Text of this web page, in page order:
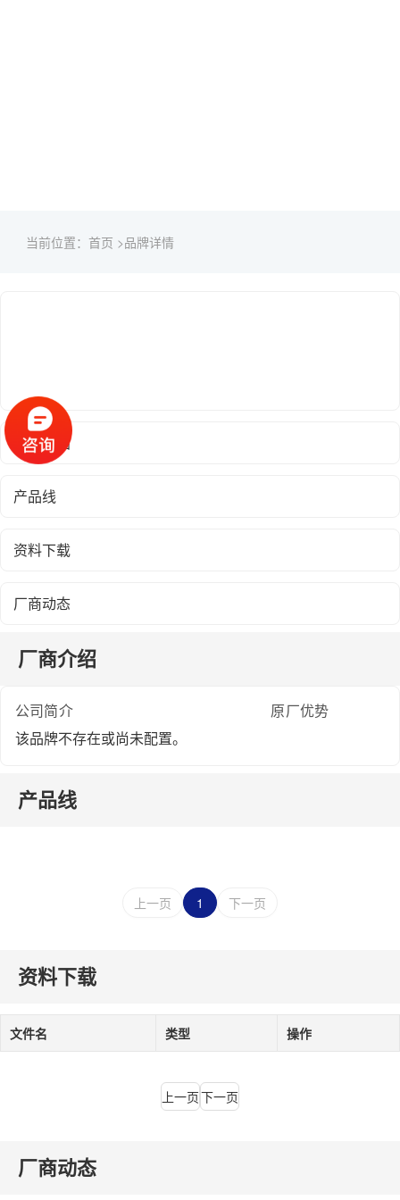
当前位置： 首页 >品牌详情
厂商介绍
产品线
资料下载
厂商动态
厂商介绍
公司简介
该品牌不存在或尚未配置。
原厂优势
产品线
上一页 1 下一页
资料下载
文件名 类型 操作
上一页下一页
厂商动态